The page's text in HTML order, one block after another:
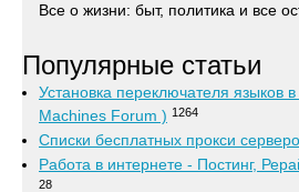
Все о жизни: быт, политика и все
Популярные статьи
Установка переключателя языков
Machines Forum ) 1264
Списки бесплатных прокси
Работа в интернете - Постинг,
28